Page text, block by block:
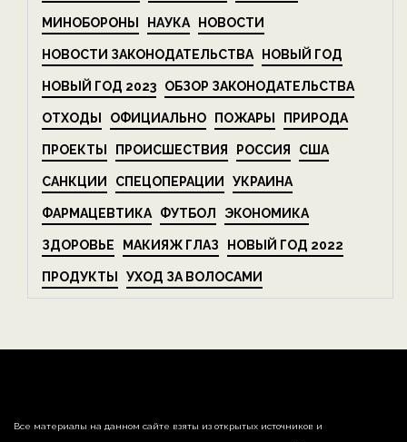
МИНОБОРОНЫ НАУКА НОВОСТИ
НОВОСТИ ЗАКОНОДАТЕЛЬСТВА НОВЫЙ ГОД
НОВЫЙ ГОД 2023 ОБЗОР ЗАКОНОДАТЕЛЬСТВА
ОТХОДЫ ОФИЦИАЛЬНО ПОЖАРЫ ПРИРОДА
ПРОЕКТЫ ПРОИСШЕСТВИЯ РОССИЯ США
САНКЦИИ СПЕЦОПЕРАЦИИ УКРАИНА
ФАРМАЦЕВТИКА ФУТБОЛ ЭКОНОМИКА
ЗДОРОВЬЕ МАКИЯЖ ГЛАЗ НОВЫЙ ГОД 2022
ПРОДУКТЫ УХОД ЗА ВОЛОСАМИ
Все материалы на данном сайте взяты из открытых источников и